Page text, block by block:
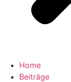
Home
Beiträge